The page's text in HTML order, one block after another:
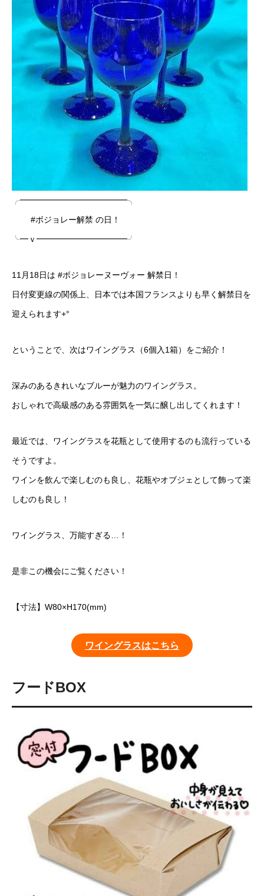
╭━━━━━━━━━━━━━╮
#ボジョレー解禁 の日！
╰━ｖ━━━━━━━━━━━╯
11月18日は #ボジョレーヌーヴォー 解禁日！
日付変更線の関係上、日本では本国フランスよりも早く解禁日を
迎えられます+°
ということで、次はワイングラス（6個入1箱）をご紹介！
深みのあるきれいなブルーが魅力のワイングラス。
おしゃれで高級感のある雰囲気を一気に醸し出してくれます！
最近では、ワイングラスを花瓶として使用するのも流行っている
そうですよ。
ワインを飲んで楽しむのも良し、花瓶やオブジェとして飾って楽
しむのも良し！
ワイングラス、万能すぎる…！
是非この機会にご覧ください！
【寸法】W80×H170(mm)
ワイングラスはこちら
フードBOX